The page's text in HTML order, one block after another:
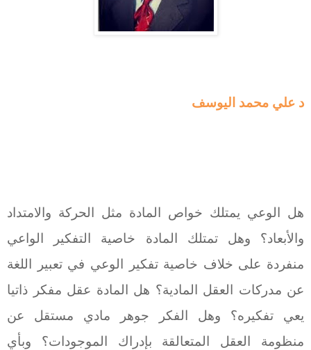
د علي محمد اليوسف
هل الوعي يمتلك خواص المادة مثل الحركة والامتداد
والأبعاد؟ وهل تمتلك المادة خاصية التفكير الواعي
منفردة على خلاف خاصية تفكير الوعي في تعبير اللغة
عن مدركات العقل المادية؟ هل المادة عقل مفكر ذاتيا
يعي تفكيره؟ وهل الفكر جوهر مادي مستقل عن
منظومة العقل المتعالقة بإدراك الموجودات؟ وبأي